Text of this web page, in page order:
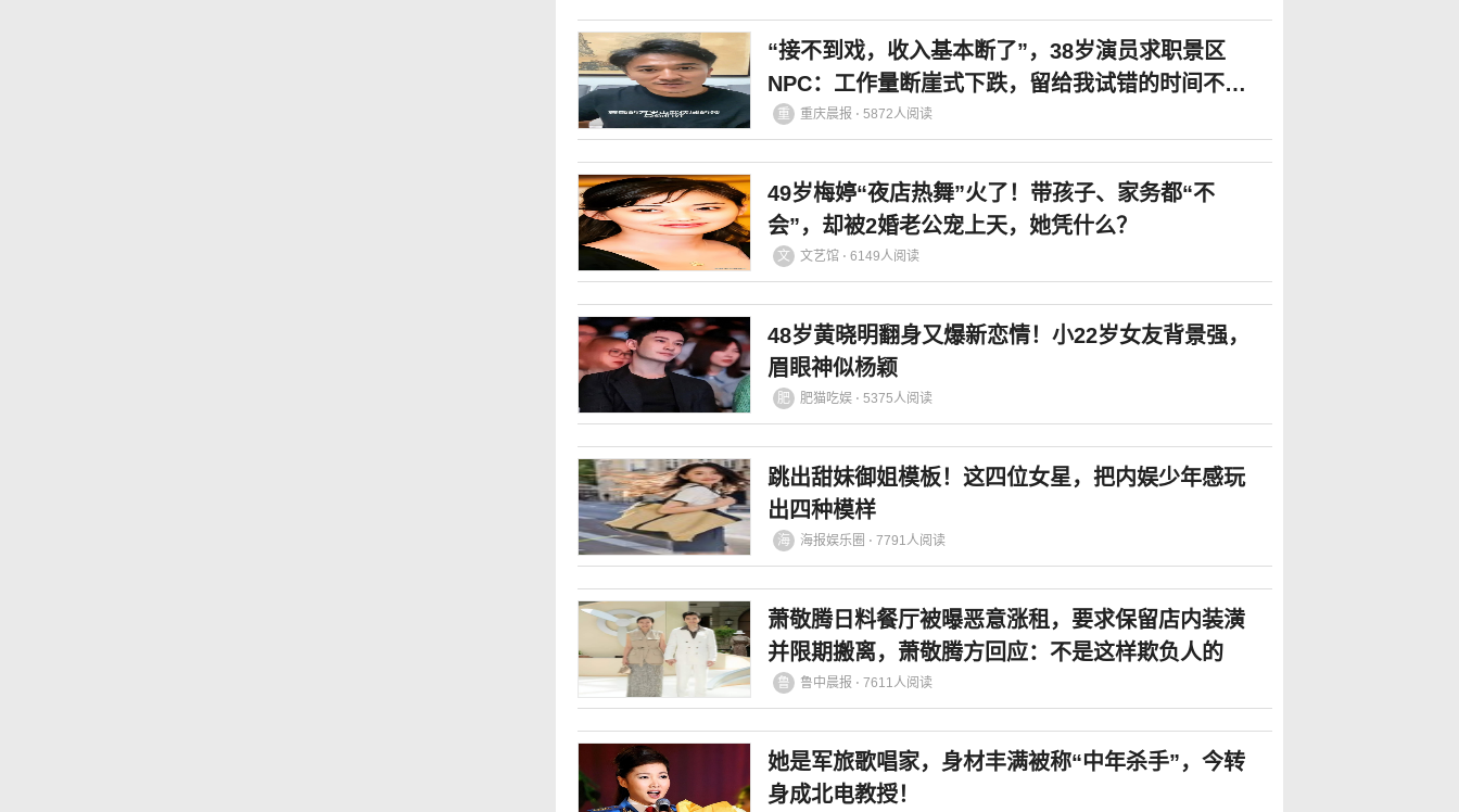
“接不到戏，收入基本断了”，38岁演员求职景区
NPC：工作量断崖式下跌，留给我试错的时间不多
了
重 重庆晨报 ⋅ 5872人阅读
49岁梅婷“夜店热舞”火了！带孩子、家务都“不
会”，却被2婚老公宠上天，她凭什么？
文 文艺馆 ⋅ 6149人阅读
48岁黄晓明翻身又爆新恋情！小22岁女友背景强，
眉眼神似杨颖
肥 肥猫吃娱 ⋅ 5375人阅读
跳出甜妹御姐模板！这四位女星，把内娱少年感玩
出四种模样
海 海报娱乐圈 ⋅ 7791人阅读
萧敬腾日料餐厅被曝恶意涨租，要求保留店内装潢
并限期搬离，萧敬腾方回应：不是这样欺负人的
鲁 鲁中晨报 ⋅ 7611人阅读
她是军旅歌唱家，身材丰满被称“中年杀手”，今转
身成北电教授！